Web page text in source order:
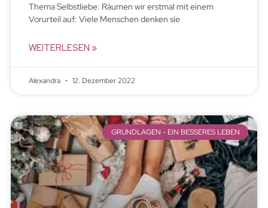
Thema Selbstliebe: Räumen wir erstmal mit einem
Vorurteil auf: Viele Menschen denken sie
WEITERLESEN »
Alexandra 12. Dezember 2022
GRUNDLAGEN - EIN BESSERES LEBEN